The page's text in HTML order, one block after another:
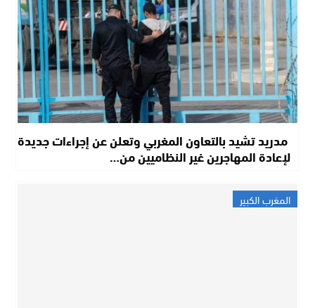
مدريد تشيد بالتعاون المغربي وتعلن عن إجراءات جديدة
لإعادة المهاجرين غير النظاميين من…
المغرب الكبير